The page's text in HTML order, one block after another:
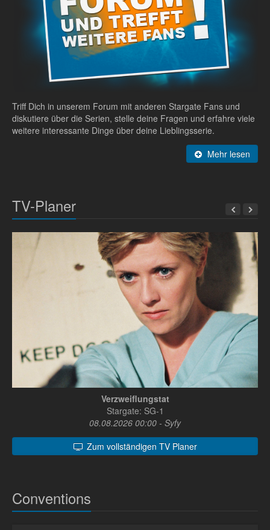
Triff Dich in unserem Forum mit anderen Stargate Fans und
diskutiere über die Serien, stelle deine Fragen und erfahre viele
weitere interessante Dinge über deine Lieblingsserie.
Mehr lesen
TV-Planer
Verzweiflungstat
Stargate: SG-1
08.08.2026 00:00 - Syfy
Zum vollständigen TV Planer
Conventions